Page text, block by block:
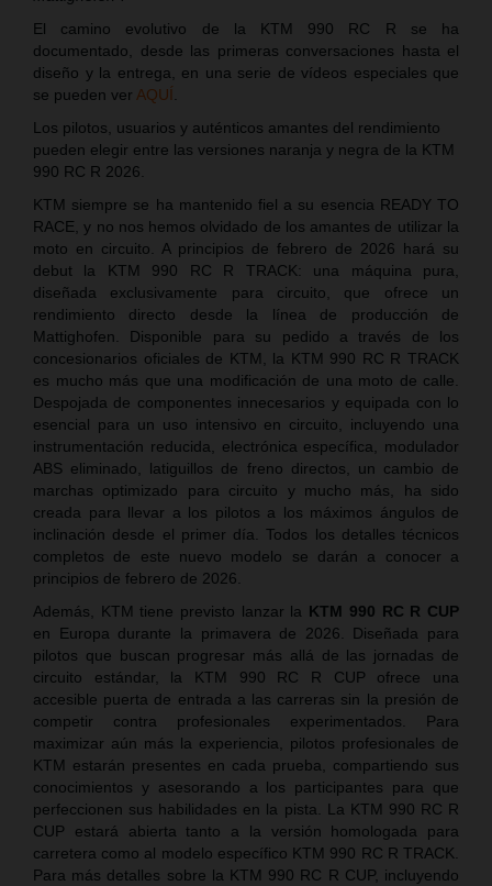
El camino evolutivo de la KTM 990 RC R se ha
documentado, desde las primeras conversaciones hasta el
diseño y la entrega, en una serie de vídeos especiales que
se pueden ver AQUÍ
Los pilotos, usuarios y auténticos amantes del rendimiento
pueden elegir entre las versiones naranja y negra de la KTM
990 RC R 2026.
KTM siempre se ha mantenido fiel a su esencia READY TO
RACE, y no nos hemos olvidado de los amantes de utilizar la
moto en circuito. A principios de febrero de 2026 hará su
debut la KTM 990 RC R TRACK: una máquina pura,
diseñada exclusivamente para circuito, que ofrece un
rendimiento directo desde la línea de producción de
Mattighofen. Disponible para su pedido a través de los
concesionarios oficiales de KTM, la KTM 990 RC R TRACK
es mucho más que una modificación de una moto de calle.
Despojada de componentes innecesarios y equipada con lo
esencial para un uso intensivo en circuito, incluyendo una
instrumentación reducida, electrónica específica, modulador
ABS eliminado, latiguillos de freno directos, un cambio de
marchas optimizado para circuito y mucho más, ha sido
creada para llevar a los pilotos a los máximos ángulos de
inclinación desde el primer día. Todos los detalles técnicos
completos de este nuevo modelo se darán a conocer a
principios de febrero de 2026.
Además, KTM tiene previsto lanzar la KTM 990 RC R CUP
en Europa durante la primavera de 2026. Diseñada para
pilotos que buscan progresar más allá de las jornadas de
circuito estándar, la KTM 990 RC R CUP ofrece una
accesible puerta de entrada a las carreras sin la presión de
competir contra profesionales experimentados. Para
maximizar aún más la experiencia, pilotos profesionales de
KTM estarán presentes en cada prueba, compartiendo sus
conocimientos y asesorando a los participantes para que
perfeccionen sus habilidades en la pista. La KTM 990 RC R
CUP estará abierta tanto a la versión homologada para
carretera como al modelo específico KTM 990 RC R TRACK.
Para más detalles sobre la KTM 990 RC R CUP, incluyendo